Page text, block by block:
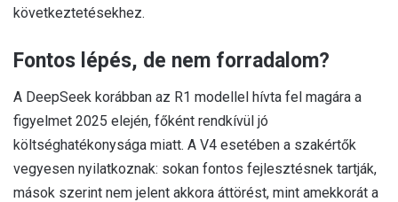
következtetésekhez.
Fontos lépés, de nem forradalom?
A DeepSeek korábban az R1 modellel hívta fel magára a
figyelmet 2025 elején, főként rendkívül jó
költséghatékonysága miatt. A V4 esetében a szakértők
vegyesen nyilatkoznak: sokan fontos fejlesztésnek tartják,
mások szerint nem jelent akkora áttörést, mint amekkorát a